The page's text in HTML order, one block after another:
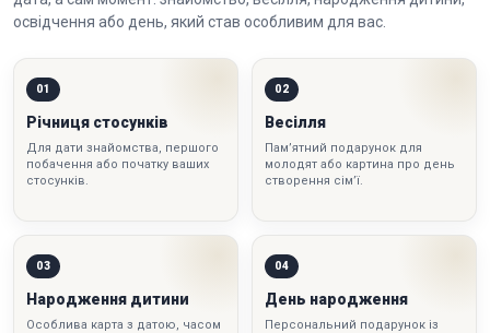
освідчення або день, який став особливим для вас.
01
Річниця стосунків
Для дати знайомства, першого
побачення або початку ваших
стосунків.
02
Весілля
Пам’ятний подарунок для
молодят або картина про день
створення сім’ї.
03
Народження дитини
Особлива карта з датою, часом
04
День народження
Персональний подарунок із